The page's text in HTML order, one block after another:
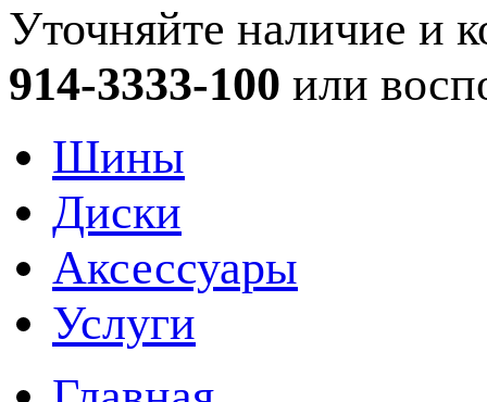
Уточняйте наличие и
914-3333-100 или
Шины
Диски
Аксессуары
Услуги